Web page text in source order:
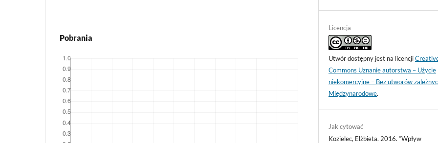
Pobrania
Licencja
Utwór dostępny jest na licencji
Commons Uznanie autorstwa – Użycie
niekomercyjne – Bez utworów
Międzynarodowe.
Jak cytować
Kozielec, Elżbieta. 2016. “Wpływ